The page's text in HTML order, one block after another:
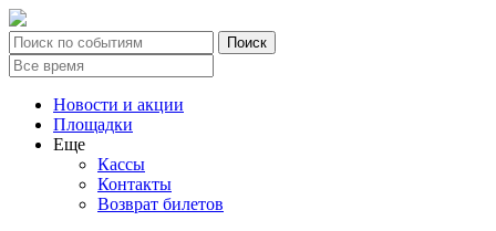
Новости и акции
Площадки
Еще
Кассы
Контакты
Возврат билетов